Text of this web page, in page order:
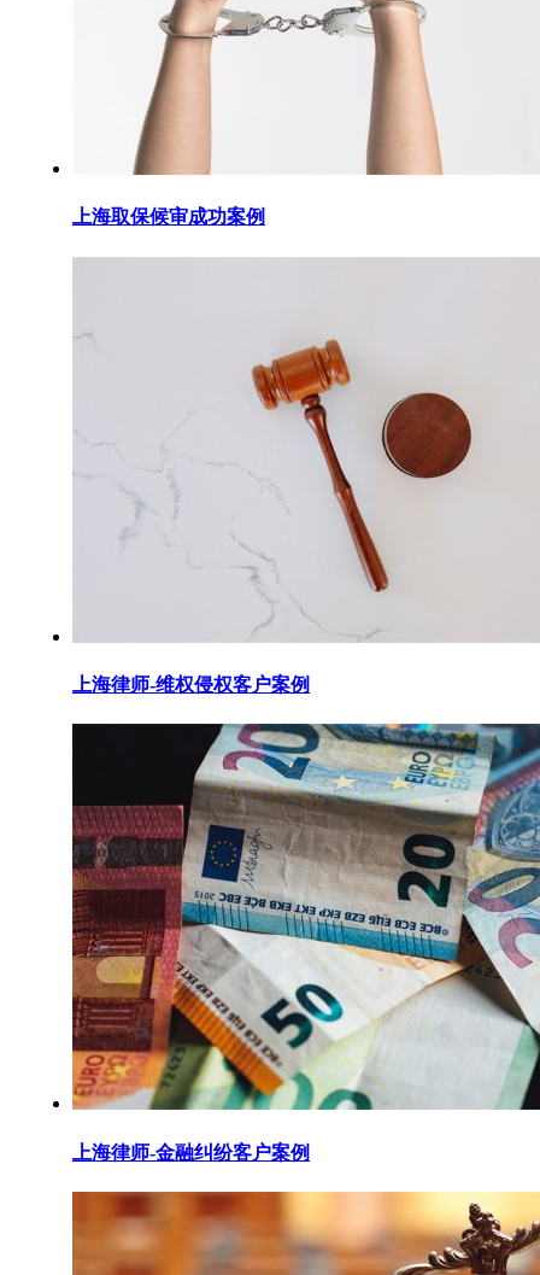
上海取保候审成功案例
上海律师-维权侵权客户案例
上海律师-金融纠纷客户案例